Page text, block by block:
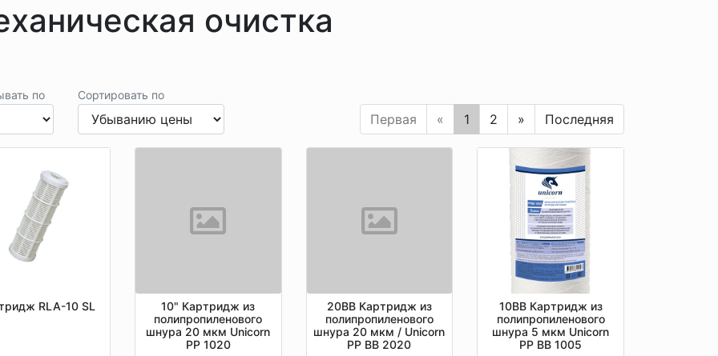
очистка
по Сортировать по
Первая « 1 2 » Последняя
RLA-10 SL
10" Картридж из
полипропиленового
шнура 20 мкм Unicorn
РР 1020
20ВВ Картридж из
полипропиленового
шнура 20 мкм / Unicorn
PР ВВ 2020
10ВВ Картридж из
полипропиленового
шнура 5 мкм Unicorn
РР ВВ 1005